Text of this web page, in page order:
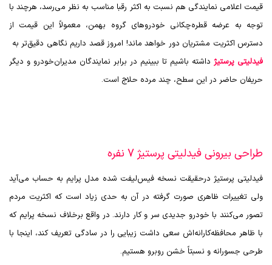
قیمت اعلامی نمایندگی هم نسبت به اکثر رقبا مناسب به نظر می‌رسد، هرچند با
توجه به عرضه قطره‌چکانی خودروهای گروه بهمن، معمولاً این قیمت از
دسترس اکثریت مشتریان دور خواهد ماند! امروز قصد داریم نگاهی دقیق‌تر به
فیدلیتی پرستیژ داشته باشیم تا ببینیم در برابر نمایندگان مدیران‌خودرو و دیگر
حریفان حاضر در این سطح، چند مرده حلاج است.
طراحی بیرونی فیدلیتی پرستیژ 7 نفره
فیدلیتی پرستیژ درحقیقت نسخه فیس‌لیفت شده مدل پرایم به حساب می‌آید
ولی تغییرات ظاهری صورت گرفته در آن به حدی زیاد است که اکثریت مردم
تصور می‌کنند با خودرو جدیدی سر و کار دارند. در واقع برخلاف نسخه پرایم که
با ظاهر محافظه‌کارانه‌اش سعی داشت زیبایی را در سادگی تعریف کند، اینجا با
طرحی جسورانه و نسبتاً خشن روبرو هستیم.